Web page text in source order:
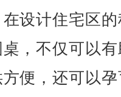
设计住宅区
，不仅可以
便，还可以